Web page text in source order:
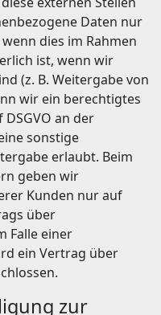
Daten nur
dies im Rahmen
ist, wenn wir
(z. B. Weitergabe von
wir ein berechtigtes
an der
sonstige
erlaubt. Beim
geben wir
Kunden nur auf
über
Falle einer
ein Vertrag über
zur